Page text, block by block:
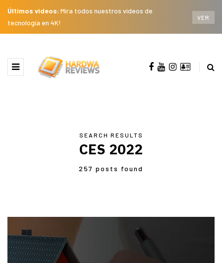
Últimos videos: Mira todos nuestros videos de
tecnología en 4K!
VER
SEARCH RESULTS
CES 2022
257 posts found